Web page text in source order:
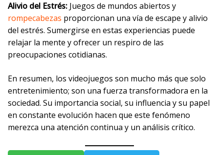
Alivio del Estrés: Juegos de mundos abiertos y
rompecabezas proporcionan una vía de escape y alivio
del estrés. Sumergirse en estas experiencias puede
relajar la mente y ofrecer un respiro de las
preocupaciones cotidianas.
En resumen, los videojuegos son mucho más que solo
entretenimiento; son una fuerza transformadora en la
sociedad. Su importancia social, su influencia y su papel
en constante evolución hacen que este fenómeno
merezca una atención continua y un análisis crítico.